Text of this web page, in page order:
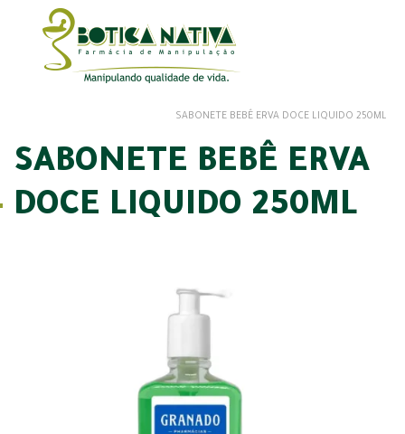
SABONETE BEBÊ ERVA DOCE LIQUIDO 250ML
SABONETE BEBÊ ERVA
DOCE LIQUIDO 250ML